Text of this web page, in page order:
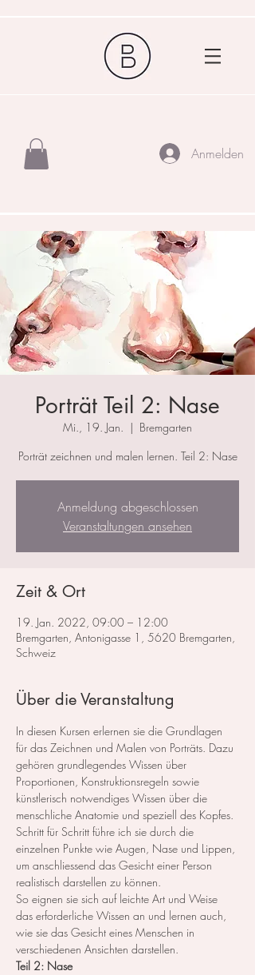
Anmelden
Porträt Teil 2: Nase
Mi., 19. Jan.
  |
Bremgarten
Porträt zeichnen und malen lernen. Teil 2: Nase
Anmeldung abgeschlossen
Veranstaltungen ansehen
Zeit & Ort
19. Jan. 2022, 09:00 – 12:00
Bremgarten, Antonigasse 1, 5620 Bremgarten,
Schweiz
Über die Veranstaltung
In diesen Kursen erlernen sie die Grundlagen
für das Zeichnen und Malen von Porträts. Dazu
gehören grundlegendes Wissen über
Proportionen, Konstruktionsregeln sowie
künstlerisch notwendiges Wissen über die
menschliche Anatomie und speziell des Kopfes.
Schritt für Schritt führe ich sie durch die
einzelnen Punkte wie Augen, Nase und Lippen,
um anschliessend das Gesicht einer Person
realistisch darstellen zu können.
So eignen sie sich auf leichte Art und Weise
das erforderliche Wissen an und lernen auch,
wie sie das Gesicht eines Menschen in
verschiedenen Ansichten darstellen.
Teil 2: Nase